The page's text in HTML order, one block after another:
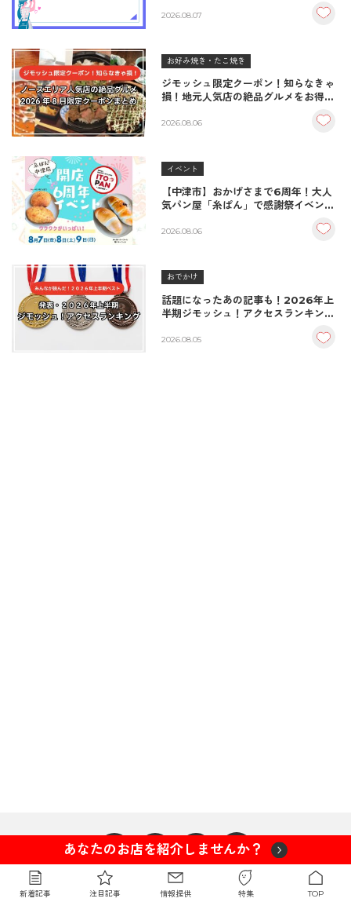
2026.08.07
お好み焼き・たこ焼き
ジモッシュ限定クーポン！知らなきゃ
損！地元人気店の絶品グルメをお得に
2026.08.06
イベント
【中津市】おかげさまで6周年！大人
気パン屋「糸ぱん」で感謝祭イベント
♪（8/7〜8/9）
2026.08.06
おでかけ
話題になったあの記事も！2026年上
半期ジモッシュ！アクセスランキング
2026.08.05
あなたのお店を紹介しませんか？
新着記事 注目記事 情報提供 特集 TOP